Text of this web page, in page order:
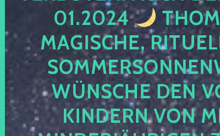
01.2024
MAGISCHE,
WÜNSCHE DEN
KINDERN VON